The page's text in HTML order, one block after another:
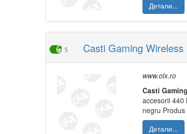
Детали...
5 Casti Gaming
www.olx.ro
Casti Gaming
accesorii 440
negru Produs
Детали...